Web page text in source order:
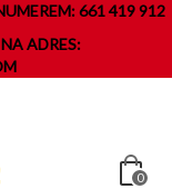
661 419 912
ADRES:
0